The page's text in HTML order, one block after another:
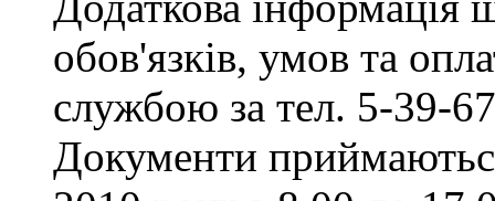
обов'язків, умов та
службою за тел. 5-39-
Документи